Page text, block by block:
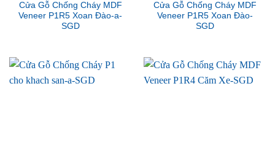
Cửa Gỗ Chống Cháy MDF
Veneer P1R5 Xoan Đào-a-
SGD
Cửa Gỗ Chống Cháy MDF
Veneer P1R5 Xoan Đào-
SGD